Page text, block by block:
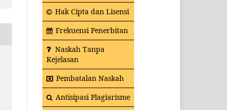
Hak Cipta dan Lisensi
Frekuensi Penerbitan
Naskah Tanpa
Kejelasan
Pembatalan Naskah
Antisipasi Plagiarisme